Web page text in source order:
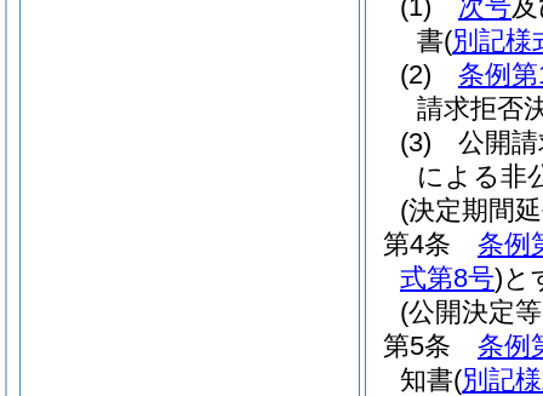
(1)
次号
書(別記様
(2)
条例
請求拒否
(3)
公開
による非
(決定期間
第4条
条例
式第8号)と
(公開決定
第5条
条例
知書(別記